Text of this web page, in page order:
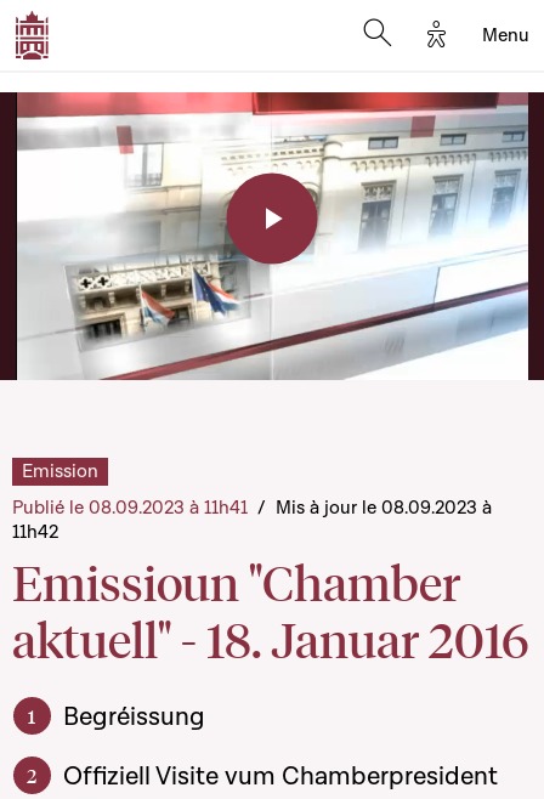
Options
Menu
Play
Emissioun "Chamber
aktuell" - 18. Januar 2016
Emission
Publié le 08.09.2023 à 11h41 / Mis à jour le 08.09.2023 à
11h42
Begréissung
Offiziell Visite vum Chamberpresident